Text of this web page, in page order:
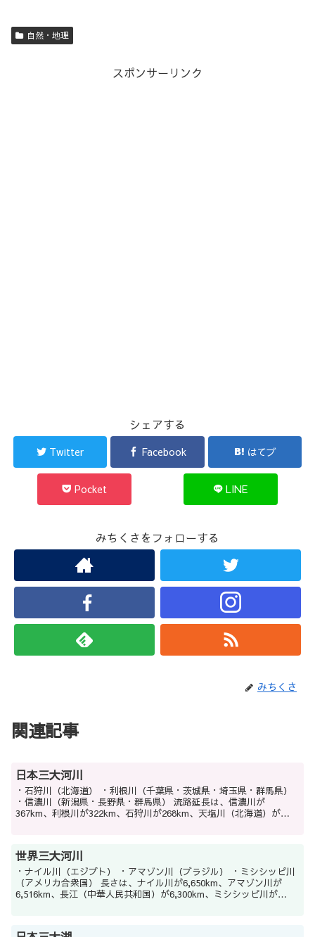
自然・地理
スポンサーリンク
シェアする
Twitter Facebook はてブ
Pocket LINE
みちくさをフォローする
みちくさ
関連記事
日本三大河川
・石狩川（北海道） ・利根川（千葉県・茨城県・埼玉県・群馬県）
・信濃川（新潟県・長野県・群馬県） 流路延長は、信濃川が
367km、利根川が322km、石狩川が268km、天塩川（北海道）が
世界三大河川
・ナイル川（エジプト） ・アマゾン川（ブラジル） ・ミシシッピ川
（アメリカ合衆国） 長さは、ナイル川が6,650km、アマゾン川が
6,516km、長江（中華人民共和国）が6,300km、ミシシッピ川が